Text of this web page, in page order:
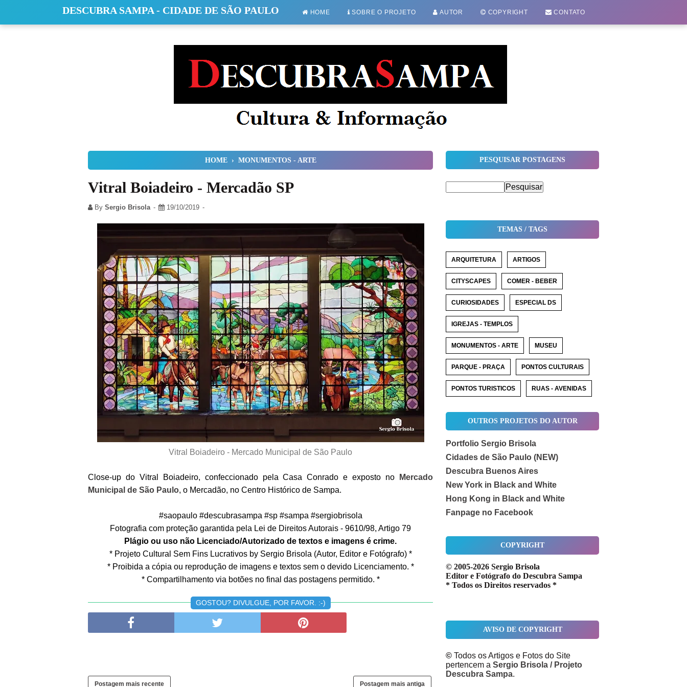
DESCUBRA SAMPA - CIDADE DE SÃO PAULO HOME SOBRE O PROJETO AUTOR COPYRIGHT CONTATO
HOME › MONUMENTOS - ARTE
Vitral Boiadeiro - Mercadão SP
By Sergio Brisola 19/10/2019
Vitral Boiadeiro - Mercado Municipal de São Paulo
Close-up do Vitral Boiadeiro, confeccionado pela Casa Conrado e exposto no
Mercado
Municipal de São Paulo, o Mercadão, no Centro Histórico de Sampa.
#saopaulo #descubrasampa #sp #sampa #sergiobrisola
Fotografia com proteção garantida pela Lei de Direitos Autorais - 9610/98, Artigo 79
Plágio ou uso não Licenciado/Autorizado de textos e imagens é crime.
* Projeto Cultural Sem Fins Lucrativos by Sergio Brisola (Autor, Editor e Fotógrafo) *
* Proibida a cópia ou reprodução de imagens e textos sem o devido Licenciamento. *
* Compartilhamento via botões no final das postagens permitido. *
GOSTOU? DIVULGUE, POR FAVOR. :-)
Postagem mais recente Postagem mais antiga
PESQUISAR POSTAGENS
TEMAS / TAGS
ARQUITETURA ARTIGOS
CITYSCAPES COMER - BEBER
CURIOSIDADES ESPECIAL DS
IGREJAS - TEMPLOS
MONUMENTOS - ARTE MUSEU
PARQUE - PRAÇA PONTOS CULTURAIS
PONTOS TURISTICOS RUAS - AVENIDAS
OUTROS PROJETOS DO AUTOR
Portfolio Sergio Brisola
Cidades de São Paulo (NEW)
Descubra Buenos Aires
New York in Black and White
Hong Kong in Black and White
Fanpage no Facebook
COPYRIGHT
© 2005-2026 Sergio Brisola
Editor e Fotógrafo do Descubra Sampa
* Todos os Direitos reservados *
AVISO DE COPYRIGHT
© Todos os Artigos e Fotos do Site
pertencem a Sergio Brisola / Projeto
Descubra Sampa.